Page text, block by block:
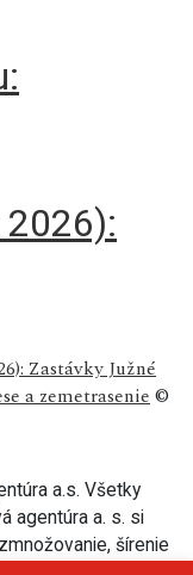
Zastávky Južné
a zemetrasenie ©
a.s. Všetky
agentúra a. s. si
šírenie